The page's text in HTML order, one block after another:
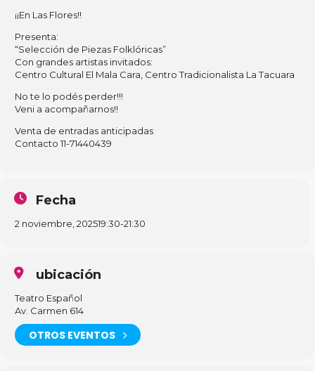
¡¡En Las Flores!!
Presenta:
“Selección de Piezas Folklóricas”
Con grandes artistas invitados:
Centro Cultural El Mala Cara, Centro Tradicionalista La Tacuara
No te lo podés perder!!!
Veni a acompañarnos!!
Venta de entradas anticipadas
Contacto 11-71440439
Fecha
2 noviembre, 202519:30-21:30
ubicación
Teatro Español
Av. Carmen 614
OTROS EVENTOS